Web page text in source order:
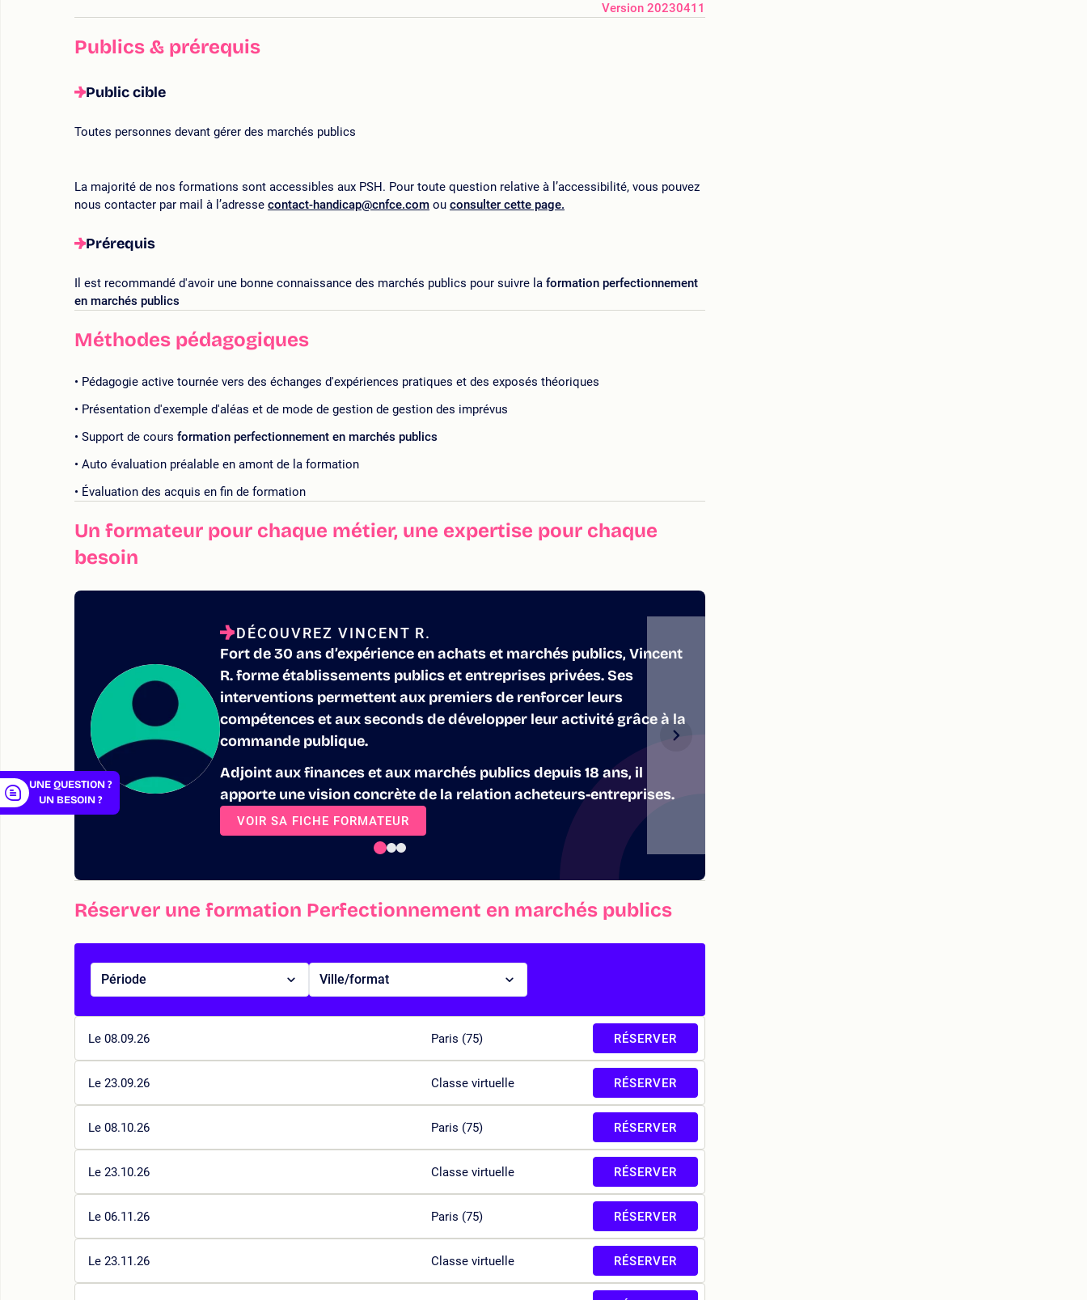
Version 20230411
Publics & prérequis
Public cible
Toutes personnes devant gérer des marchés publics
La majorité de nos formations sont accessibles aux PSH. Pour toute question relative à l’accessibilité, vous pouvez
nous contacter par mail à l’adresse contact-handicap@cnfce.com ou consulter cette page.
Prérequis
Il est recommandé d'avoir une bonne connaissance des marchés publics pour suivre la formation perfectionnement
en marchés publics
Méthodes pédagogiques
Pédagogie active tournée vers des échanges d'expériences pratiques et des exposés théoriques
Présentation d'exemple d'aléas et de mode de gestion de gestion des imprévus
Support de cours formation perfectionnement en marchés publics
Auto évaluation préalable en amont de la formation
Évaluation des acquis en fin de formation
Un formateur pour chaque métier, une expertise pour chaque
besoin
DÉCOUVREZ VINCENT R.
Fort de 30 ans d’expérience en achats et marchés publics, Vincent
R. forme établissements publics et entreprises privées. Ses
interventions permettent aux premiers de renforcer leurs
compétences et aux seconds de développer leur activité grâce à la
commande publique.
Adjoint aux finances et aux marchés publics depuis 18 ans, il
apporte une vision concrète de la relation acheteurs-entreprises.
VOIR SA FICHE FORMATEUR
Réserver une formation Perfectionnement en marchés publics
Période Ville/format
Le 08.09.26 Paris (75) RÉSERVER
Le 23.09.26 Classe virtuelle RÉSERVER
Le 08.10.26 Paris (75) RÉSERVER
Le 23.10.26 Classe virtuelle RÉSERVER
Le 06.11.26 Paris (75) RÉSERVER
Le 23.11.26 Classe virtuelle RÉSERVER
UNE QUESTION ?
UN BESOIN ?